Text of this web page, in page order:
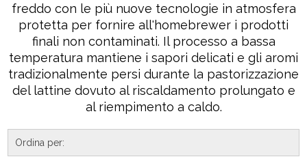
freddo con le più nuove tecnologie in atmosfera
protetta per fornire all'homebrewer i prodotti
finali non contaminati. Il processo a bassa
temperatura mantiene i sapori delicati e gli aromi
tradizionalmente persi durante la pastorizzazione
del lattine dovuto al riscaldamento prolungato e
al riempimento a caldo.